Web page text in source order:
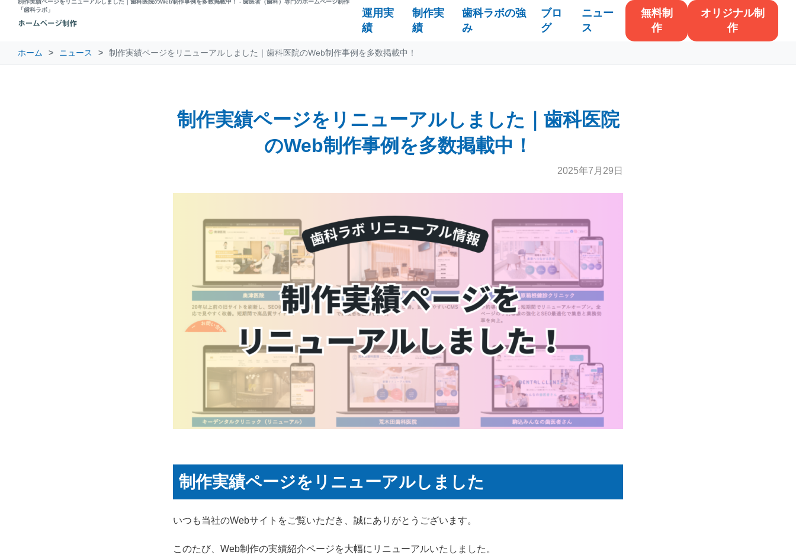
制作実績ページをリニューアルしました｜歯科医院のWeb制作事例を多数掲載中！ - 歯医者（歯科）専門のホームページ制作
「歯科ラボ」
運用実
績
制作実
績
歯科ラボの強
み
ブロ
グ
ニュー
ス
無料制
作
オリジナル制
作
ホーム ニュース 制作実績ページをリニューアルしました｜歯科医院のWeb制作事例を多数掲載中！
制作実績ページをリニューアルしました｜歯科医院
のWeb制作事例を多数掲載中！
2025年7月29日
制作実績ページをリニューアルしました
いつも当社のWebサイトをご覧いただき、誠にありがとうございます。
このたび、Web制作の実績紹介ページを大幅にリニューアルいたしました。